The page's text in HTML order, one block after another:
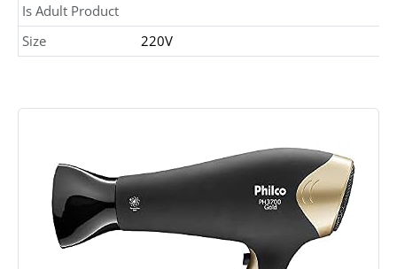
Is Adult Product
Size
220V